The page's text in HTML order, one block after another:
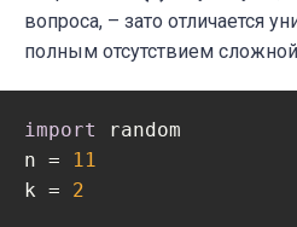
вопроса, – зато отличается
полным отсутствием
import
random
n =
11
k = 2